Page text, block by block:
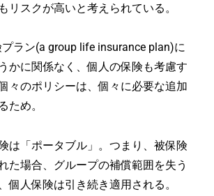
リスクが高いと考えられている。
ラン(a group life insurance plan)に
かに関係なく、個人の保険も考慮す
々のポリシーは、個々に必要な追加
ため。
は「ポータブル」。つまり、被保険
た場合、グループの補償範囲を失う
個人保険は引き続き適用される。